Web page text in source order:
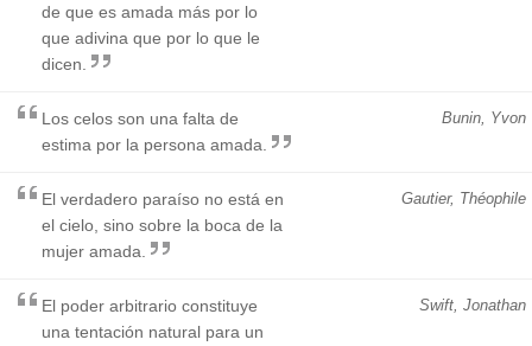
de que es amada más por lo
que adivina que por lo que le
dicen.
Bunin, Yvon
Los celos son una falta de
estima por la persona amada.
Gautier, Théophile
El verdadero paraíso no está en
el cielo, sino sobre la boca de la
mujer amada.
Swift, Jonathan
El poder arbitrario constituye
una tentación natural para un